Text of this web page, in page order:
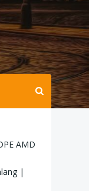
AMD
|